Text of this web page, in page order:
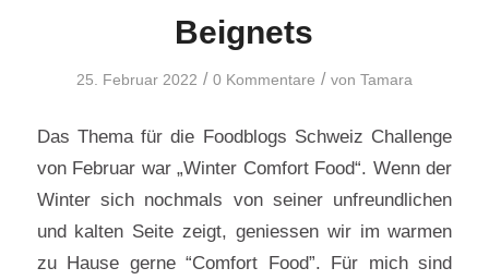
Beignets
25. Februar 2022 / 0 Kommentare / von Tamara
Das Thema für die Foodblogs Schweiz Challenge
von Februar war „Winter Comfort Food“. Wenn der
Winter sich nochmals von seiner unfreundlichen
und kalten Seite zeigt, geniessen wir im warmen
zu Hause gerne “Comfort Food”. Für mich sind